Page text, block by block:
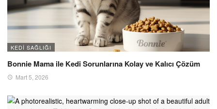
KEDI SAĞLIĞI
Bonnie Mama ile Kedi Sorunlarına Kolay ve Kalıcı Çözüm
Mart 5, 2026